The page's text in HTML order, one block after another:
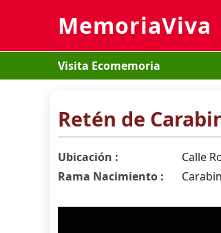
MemoriaViva
Visita Ecomemoria
Retén de
Ubicación :
Calle
Rama Nacimiento :